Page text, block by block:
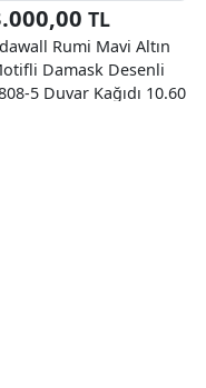
TL
Rumi Mavi Altın
Damask Desenli
5 Duvar Kağıdı 10.60